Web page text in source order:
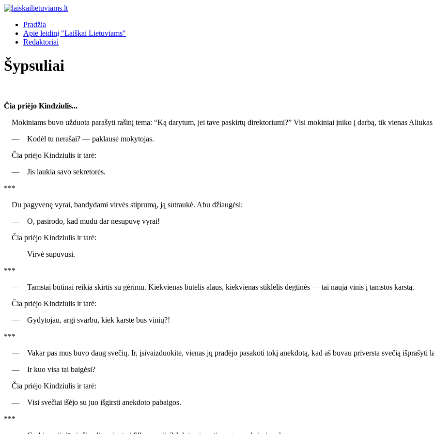
Pradžia
Apie leidinį "Laiškai Lietuviams"
Redaktoriai
Šypsuliai
Čia priėjo Kindziulis...
Mokiniams buvo užduota parašyti rašinį tema: “Ką darytum, jei tave paskirtų direktoriumi?” Visi mokiniai įniko į darbą, tik vienas Aliukas
— Kodėl tu nerašai? — paklausė mokytojas.
Čia priėjo Kindziulis ir tarė:
— Jis laukia savo sekretorės.
***
Du pagyvenę vyrai, bandydami virvės stiprumą, ją sutraukė. Abu džiaugėsi:
— O, pasirodo, kad mudu dar nesupuvę vyrai!
Čia priėjo Kindziulis ir tarė:
— Virvė supuvusi.
***
— Tamstai būtinai reikia skirtis su gėrimu. Kiekvienas butelis alaus, kiekvienas stiklelis degtinės — tai nauja vinis į tamstos karstą.
Čia priėjo Kindziulis ir tarė:
— Gydytojau, argi svarbu, kiek karste bus vinių?!
***
— Vakar pas mus buvo daug svečių. Ir, įsivaizduokite, vienas jų pradėjo pasakoti tokį anekdotą, kad aš buvau priversta svečią išprašyti
— Ir kuo visa tai baigėsi?
Čia priėjo Kindziulis ir tarė:
— Visi svečiai išėjo su juo išgirsti anekdoto pabaigos.
***